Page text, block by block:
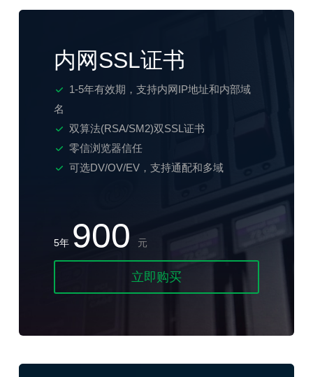
内网SSL证书
1-5年有效期，支持内网IP地址和内部域
名
双算法(RSA/SM2)双SSL证书
零信浏览器信任
可选DV/OV/EV，支持通配和多域
5年 900 元
立即购买